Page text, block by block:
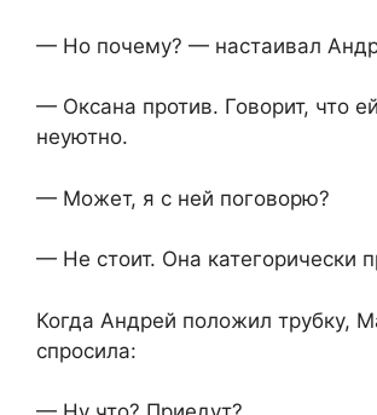
— Но почему? — настаивал
— Оксана против. Говорит, что
неуютно.
— Может, я с ней поговорю?
— Не стоит. Она категорически
Когда Андрей положил трубку,
спросила: